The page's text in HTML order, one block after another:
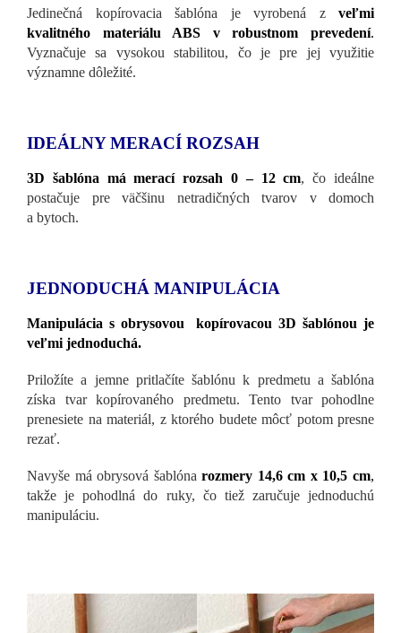
Jedinečná kopírovacia šablóna je vyrobená z veľmi
kvalitného materiálu ABS v robustnom prevedení.
Vyznačuje sa vysokou stabilitou, čo je pre jej využitie
významne dôležité.
IDEÁLNY MERACÍ ROZSAH
3D šablóna má merací rozsah 0 – 12 cm, čo ideálne
postačuje pre väčšinu netradičných tvarov v domoch
a bytoch.
JEDNODUCHÁ MANIPULÁCIA
Manipulácia s obrysovou kopírovacou 3D šablónou je
veľmi jednoduchá.
Priložíte a jemne pritlačíte šablónu k predmetu a šablóna
získa tvar kopírovaného predmetu. Tento tvar pohodlne
prenesiete na materiál, z ktorého budete môcť potom presne
rezať.
Navyše má obrysová šablónarozmery 14,6 cm x 10,5 cm,
takže je pohodlná do ruky, čo tiež zaručuje jednoduchú
manipuláciu.